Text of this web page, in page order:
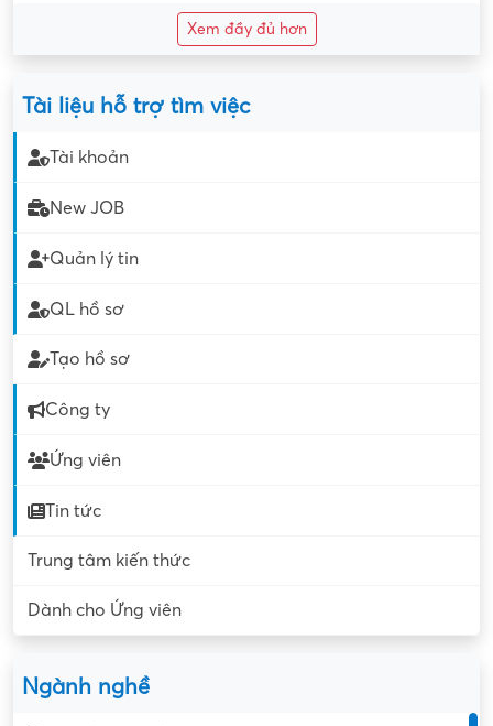
Xem đầy đủ hơn
Tài liệu hỗ trợ tìm việc
Tài khoản
New JOB
Quản lý tin
QL hồ sơ
Tạo hồ sơ
Công ty
Ứng viên
Tin tức
Trung tâm kiến thức
Dành cho Ứng viên
Ngành nghề